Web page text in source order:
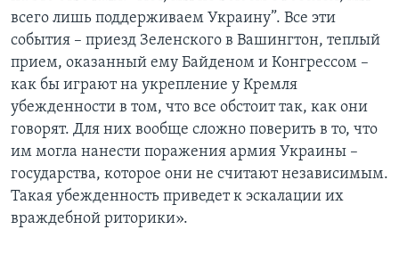
всего лишь поддерживаем Украину”. Все эти
события – приезд Зеленского в Вашингтон, теплый
прием, оказанный ему Байденом и Конгрессом –
как бы играют на укрепление у Кремля
убежденности в том, что все обстоит так, как они
говорят. Для них вообще сложно поверить в то, что
им могла нанести поражения армия Украины –
государства, которое они не считают независимым.
Такая убежденность приведет к эскалации их
враждебной риторики».